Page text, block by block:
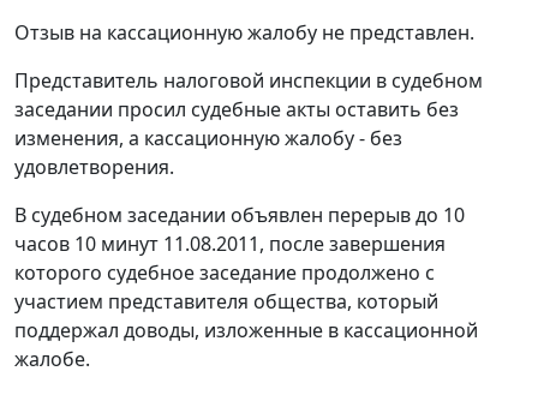
Отзыв на кассационную жалобу не представлен.
Представитель налоговой инспекции в судебном
заседании просил судебные акты оставить без
изменения, а кассационную жалобу - без
удовлетворения.
В судебном заседании объявлен перерыв до 10
часов 10 минут 11.08.2011, после завершения
которого судебное заседание продолжено с
участием представителя общества, который
поддержал доводы, изложенные в кассационной
жалобе.